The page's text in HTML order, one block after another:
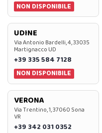
NON DISPONIBILE
UDINE
Via Antonio Bardelli, 4, 33035
Martignacco UD
+39 335 584 7128
NON DISPONIBILE
VERONA
Via Trentino, 1, 37060 Sona
VR
+39 342 031 0352